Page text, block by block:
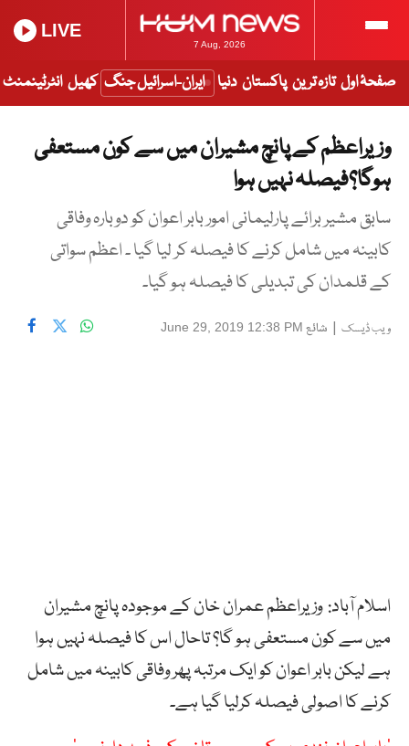
7 Aug, 2026
LIVE
صفحۂ اول تازہ ترین پاکستان دنیا ایران-اسرائیل جنگ کھیل انٹرٹینمنٹ
وزیراعظم کے پانچ مشیران میں سے کون مستعفی
ہوگا؟فیصلہ نہیں ہوا
سابق مشیر برائے پارلیمانی امور بابر اعوان کو دوبارہ وفاقی
کابینہ میں شامل کرنے کا فیصلہ کر لیا گیا ۔ اعظم سواتی
کے قلمدان کی تبدیلی کا فیصلہ ہو گیا۔
ویب ڈیسک | شائع June 29, 2019 12:38 PM
اسلام آباد: وزیراعظم عمران خان کے موجودہ پانچ مشیران
میں سے کون مستعفی ہو گا؟ تاحال اس کا فیصلہ نہیں ہوا
ہے لیکن بابر اعوان کو ایک مرتبہ پھر وفاقی کابینہ میں شامل
کرنے کا اصولی فیصلہ کرلیا گیا ہے۔